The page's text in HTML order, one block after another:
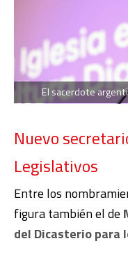
El sacerdote
Nuevo
Legislativos
Entre los
figura también el de
del Dicasterio para